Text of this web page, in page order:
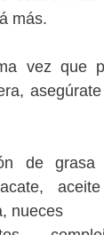
más.
vez que
de grasa
nueces